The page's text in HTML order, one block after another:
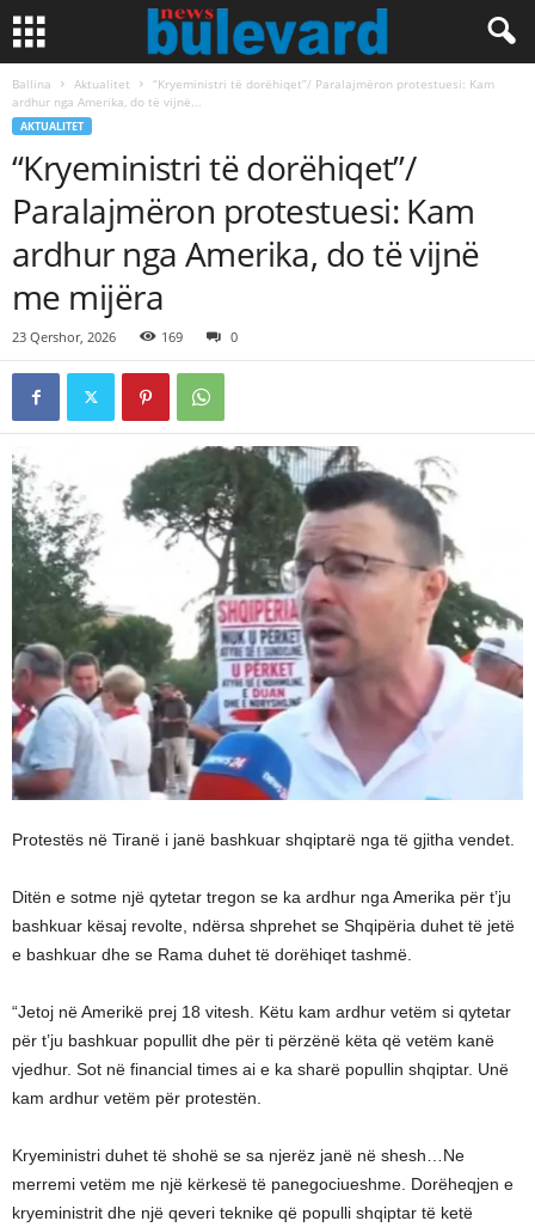
Ballina Aktualitet
“Kryeministri të dorëhiqet”/ Paralajmëron protestuesi: Kam
ardhur nga Amerika, do të vijnë...
AKTUALITET
“Kryeministri të dorëhiqet”/
Paralajmëron protestuesi: Kam
ardhur nga Amerika, do të vijnë
me mijëra
23 Qershor, 2026 169 0
Protestës në Tiranë i janë bashkuar shqiptarë nga të gjitha vendet.
Ditën e sotme një qytetar tregon se ka ardhur nga Amerika për t’ju
bashkuar kësaj revolte, ndërsa shprehet se Shqipëria duhet të jetë
e bashkuar dhe se Rama duhet të dorëhiqet tashmë.
“Jetoj në Amerikë prej 18 vitesh. Këtu kam ardhur vetëm si qytetar
për t’ju bashkuar popullit dhe për ti përzënë këta që vetëm kanë
vjedhur. Sot në financial times ai e ka sharë popullin shqiptar. Unë
kam ardhur vetëm për protestën.
Kryeministri duhet të shohë se sa njerëz janë në shesh…Ne
merremi vetëm me një kërkesë të panegociueshme. Dorëheqjen e
kryeministrit dhe një qeveri teknike që populli shqiptar të ketë